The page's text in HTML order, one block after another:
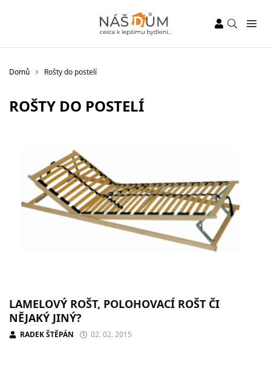
Domů Rošty do postelí
ROŠTY DO POSTELÍ
LAMELOVÝ ROŠT, POLOHOVACÍ ROŠT ČI
NĚJAKÝ JINÝ?
RADEK ŠTĚPÁN 02. 02. 2015